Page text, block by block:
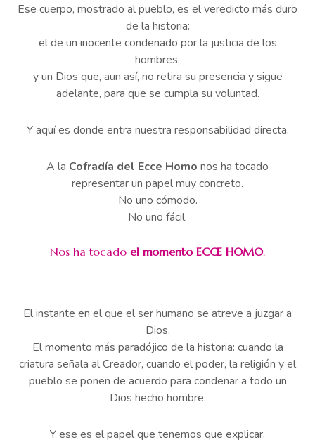
Ese cuerpo, mostrado al pueblo, es el veredicto más duro
de la historia:
el de un inocente condenado por la justicia de los
hombres,
y un Dios que, aun así, no retira su presencia y sigue
adelante, para que se cumpla su voluntad.
Y aquí es donde entra nuestra responsabilidad directa.
A la Cofradía del Ecce Homo nos ha tocado
representar un papel muy concreto.
No uno cómodo.
No uno fácil.
Nos ha tocado el momento ECCE HOMO.
El instante en el que el ser humano se atreve a juzgar a
Dios.
El momento más paradójico de la historia: cuando la
criatura señala al Creador, cuando el poder, la religión y el
pueblo se ponen de acuerdo para condenar a todo un
Dios hecho hombre.
Y ese es el papel que tenemos que explicar.